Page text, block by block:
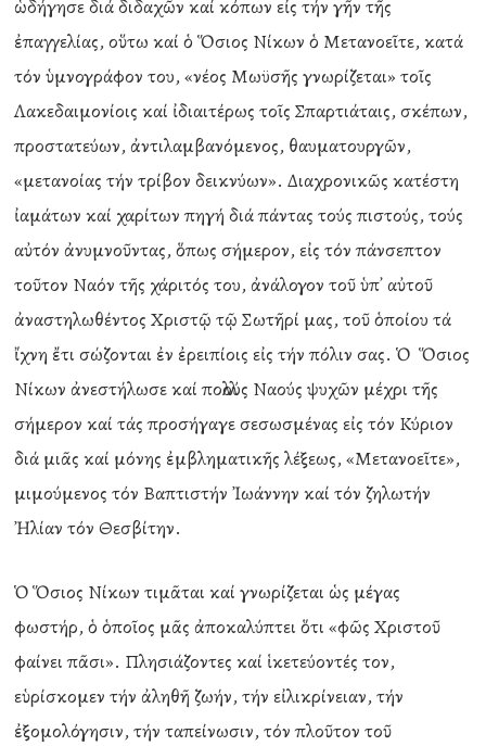
ὡδήγησε διά διδαχῶν καί κόπων εἰς τήν γῆν τῆς
ἐπαγγελίας, οὕτω καί ὁ Ὅσιος Νίκων ὁ Μετανοεῖτε, κατά
τόν ὑμνογράφον του, «νέος Μωϋσῆς γνωρίζεται» τοῖς
Λακεδαιμονίοις καί ἰδιαιτέρως τοῖς Σπαρτιάταις, σκέπων,
προστατεύων, ἀντιλαμβανόμενος, θαυματουργῶν,
«μετανοίας τήν τρίβον δεικνύων». Διαχρονικῶς κατέστη
ἰαμάτων καί χαρίτων πηγή διά πάντας τούς πιστούς, τούς
αὐτόν ἀνυμνοῦντας, ὅπως σήμερον, εἰς τόν πάνσεπτον
τοῦτον Ναόν τῆς χάριτός του, ἀνάλογον τοῦ ὑπ᾽ αὐτοῦ
ἀναστηλωθέντος Χριστῷ τῷ Σωτῆρί μας, τοῦ ὁποίου τά
ἴχνη ἔτι σώζονται ἐν ἐρειπίοις εἰς τήν πόλιν σας. Ὁ Ὅσιος
Νίκων ἀνεστήλωσε καί πολλούς Ναούς ψυχῶν μέχρι τῆς
σήμερον καί τάς προσήγαγε σεσωσμένας εἰς τόν Κύριον
διά μιᾶς καί μόνης ἐμβληματικῆς λέξεως, «Μετανοεῖτε»,
μιμούμενος τόν Βαπτιστήν Ἰωάννην καί τόν ζηλωτήν
Ἠλίαν τόν Θεσβίτην.
Ὁ Ὅσιος Νίκων τιμᾶται καί γνωρίζεται ὡς μέγας
φωστήρ, ὁ ὁποῖος μᾶς ἀποκαλύπτει ὅτι «φῶς Χριστοῦ
φαίνει πᾶσι». Πλησιάζοντες καί ἱκετεύοντές τον,
εὑρίσκομεν τήν ἀληθῆ ζωήν, τήν εἰλικρίνειαν, τήν
ἐξομολόγησιν, τήν ταπείνωσιν, τόν πλοῦτον τοῦ